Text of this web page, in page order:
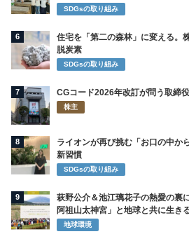
SDGsの取り組み
6
住宅を「第二の森林」に変える。
脱炭素
SDGsの取り組み
7 CGコード2026年改訂が問う取締
株主
8
ライオンが再び挑む「お口の中
新習慣
SDGsの取り組み
9
萩野公介＆池江璃花子の熱愛の裏
阿祖山太神宮」と地球と共に生き
地球環境